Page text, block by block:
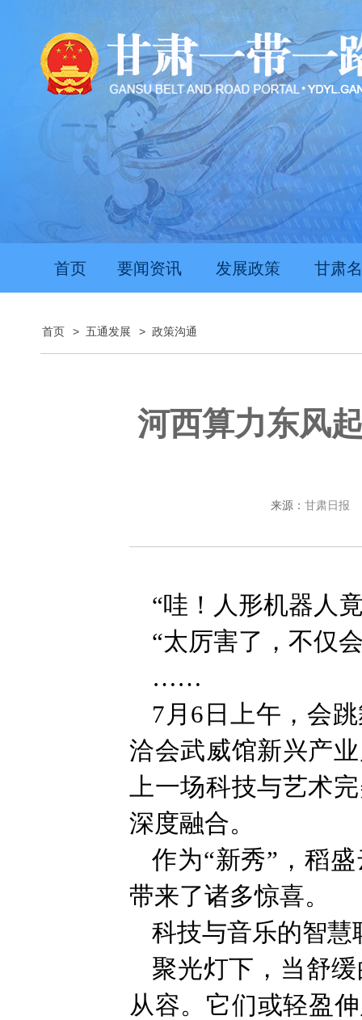
首页 要闻资讯 发展政策 甘肃
首页 > 五通发展 > 政策沟通
河西算力东风
来源： 甘肃日报
“哇！人形机器人
“太厉害了，不仅
……
7月6日上午，会
洽会武威馆新兴产
上一场科技与艺术
深度融合。
作为“新秀”，稻
带来了诸多惊喜。
科技与音乐的智慧
聚光灯下，当舒
从容。它们或轻盈